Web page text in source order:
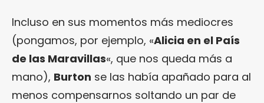
Incluso en sus momentos más mediocres
(pongamos, por ejemplo, «Alicia en el País
de las Maravillas«, que nos queda más a
mano), Burton se las había apañado para al
menos compensarnos soltando un par de